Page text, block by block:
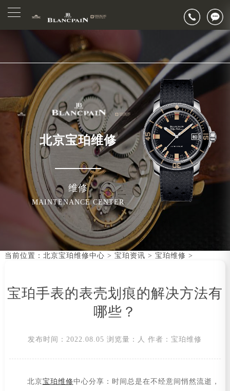
官网公告>
▲
▼
2026年7月北京市宝珀官方售后客户服务热线：400-883-8293
2026年7月宝珀售后服务中心最新网点地址：
北京市东城区东长安街1号东方广场写字楼W3座6层602室（需提前预约）
北京市朝阳区建国门外大街甲6号华熙国际中心写字楼D座11层1102室（需提前预约）
北京市朝阳区建国门外大街甲6号华熙国际中心D座11层1102室宝珀售后服务中心（需提前预约）
节假日正常营业！
北京宝珀维修
维修
MAINTENANCE CENTER
当前位置： 北京宝珀维修中心 > 宝珀资讯 > 宝珀维修 >
宝珀手表的表壳划痕的解决方法有
哪些？
发布时间：2022.08.05 浏览量： 人 作者：宝珀维修
北京宝珀维修中心分享：时间总是在不经意间悄然流逝，